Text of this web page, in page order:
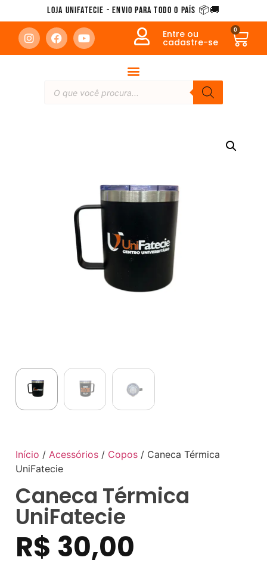
Loja Unifatecie - Envio para todo o país 📦🚚
Entre ou
cadastre-se
0
Início / Acessórios / Copos / Caneca Térmica
UniFatecie
Caneca Térmica
UniFatecie
R$ 30,00